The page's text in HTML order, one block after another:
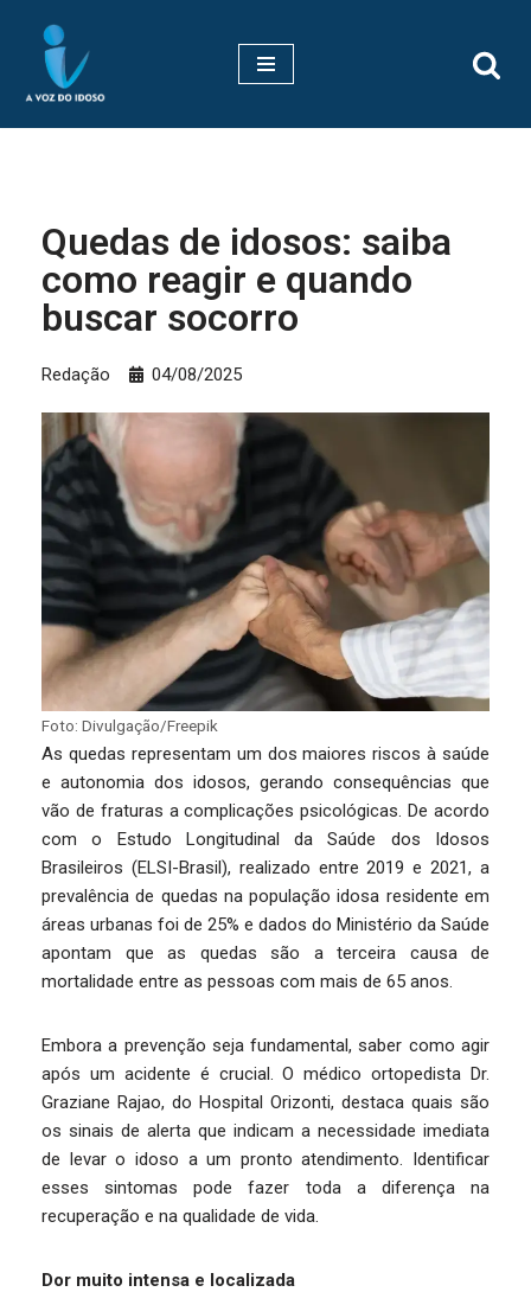
Pular
para
Quedas de idosos: saiba
como reagir e quando
buscar socorro
Redação 04/08/2025
Foto: Divulgação/Freepik
As quedas representam um dos maiores riscos à saúde
e autonomia dos idosos, gerando consequências que
vão de fraturas a complicações psicológicas. De acordo
com o Estudo Longitudinal da Saúde dos Idosos
Brasileiros (ELSI-Brasil), realizado entre 2019 e 2021, a
prevalência de quedas na população idosa residente em
áreas urbanas foi de 25% e dados do Ministério da Saúde
apontam que as quedas são a terceira causa de
mortalidade entre as pessoas com mais de 65 anos.
Embora a prevenção seja fundamental, saber como agir
após um acidente é crucial. O médico ortopedista Dr.
Graziane Rajao, do Hospital Orizonti, destaca quais são
os sinais de alerta que indicam a necessidade imediata
de levar o idoso a um pronto atendimento. Identificar
esses sintomas pode fazer toda a diferença na
recuperação e na qualidade de vida.
Dor muito intensa e localizada